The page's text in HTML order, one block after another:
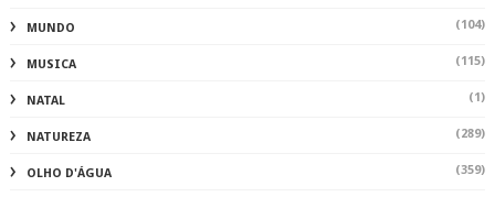
MUNDO (104)
MUSICA (115)
NATAL (1)
NATUREZA (289)
OLHO D'ÁGUA (359)